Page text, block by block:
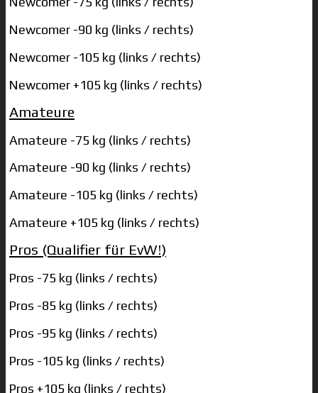
Newcomer -90 kg (links / rechts)
Newcomer -105 kg (links / rechts)
Newcomer +105 kg (links / rechts)
Amateure
Amateure -75 kg (links / rechts)
Amateure -90 kg (links / rechts)
Amateure -105 kg (links / rechts)
Amateure +105 kg (links / rechts)
Pros (Qualifier für EvW!)
Pros -75 kg (links / rechts)
Pros -85 kg (links / rechts)
Pros -95 kg (links / rechts)
Pros -105 kg (links / rechts)
Pros +105 kg (links / rechts)